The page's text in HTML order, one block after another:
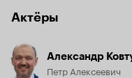
решения.
Актёры
Александр
Петр Алексеевич